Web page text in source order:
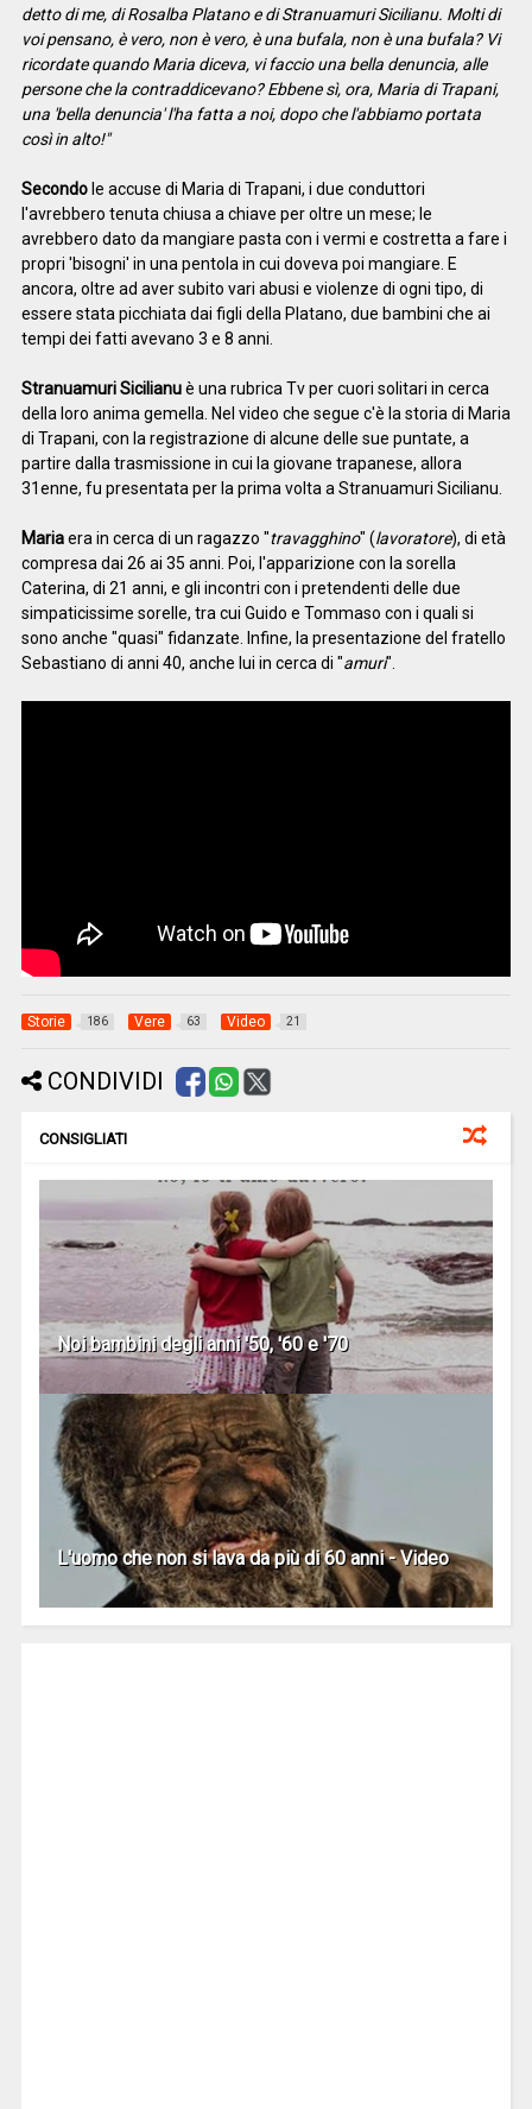
detto di me, di Rosalba Platano e di Stranuamuri Sicilianu. Molti di
voi pensano, è vero, non è vero, è una bufala, non è una bufala? Vi
ricordate quando Maria diceva, vi faccio una bella denuncia, alle
persone che la contraddicevano? Ebbene sì, ora, Maria di Trapani,
una 'bella denuncia' l'ha fatta a noi, dopo che l'abbiamo portata
così in alto!"
Secondole accuse di Maria di Trapani, i due conduttori
l'avrebbero tenuta chiusa a chiave per oltre un mese; le
avrebbero dato da mangiare pasta con i vermi e costretta a fare i
propri 'bisogni' in una pentola in cui doveva poi mangiare. E
ancora, oltre ad aver subito vari abusi e violenze di ogni tipo, di
essere stata picchiata dai figli della Platano, due bambini che ai
tempi dei fatti avevano 3 e 8 anni.
Stranuamuri Sicilianuè una rubrica Tv per cuori solitari in cerca
della loro anima gemella. Nel video che segue c'è la storia di Maria
di Trapani, con la registrazione di alcune delle sue puntate, a
partire dalla trasmissione in cui la giovane trapanese, allora
31enne, fu presentata per la prima volta a Stranuamuri Sicilianu.
Mariaera in cerca di un ragazzo "travagghino" (lavoratore), di età
compresa dai 26 ai 35 anni. Poi, l'apparizione con la sorella
Caterina, di 21 anni, e gli incontri con i pretendenti delle due
simpaticissime sorelle, tra cui Guido e Tommaso con i quali si
sono anche "quasi" fidanzate. Infine, la presentazione del fratello
Sebastiano di anni 40, anche lui in cerca di "amuri".
Storie 186 Vere 63 Video 21
CONDIVIDI
CONSIGLIATI
Noi bambini degli anni '50, '60 e '70
L'uomo che non si lava da più di 60 anni - Video